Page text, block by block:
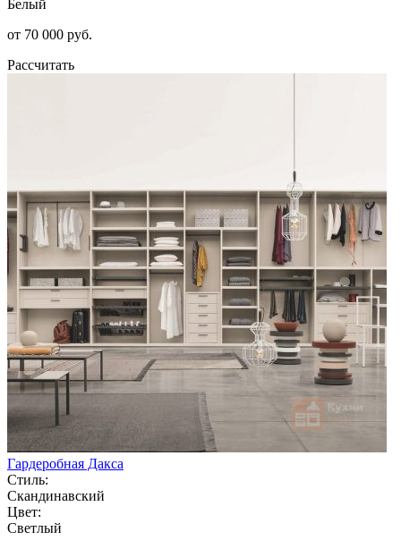
Белый
от 70 000 руб.
Рассчитать
Гардеробная Дакса
Стиль:
Скандинавский
Цвет:
Светлый